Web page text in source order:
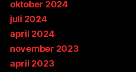
oktober 2024
juli 2024
april 2024
november 2023
april 2023